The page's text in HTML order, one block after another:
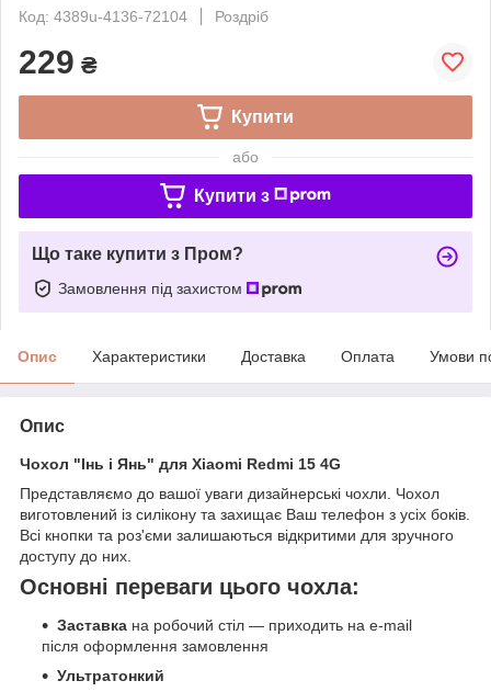
Код: 4389u-4136-72104
Роздріб
229 ₴
Купити
або
Купити з
Що таке купити з Пром?
Замовлення під захистом
Опис Характеристики Доставка Оплата Умови
Опис
Чохол "Інь і Янь" для Xiaomi Redmi 15 4G
Представляємо до вашої уваги дизайнерські чохли. Чохол
виготовлений із силікону та захищає Ваш телефон з усіх боків.
Всі кнопки та роз'єми залишаються відкритими для зручного
доступу до них.
Основні переваги цього чохла:
Заставка на робочий стіл — приходить на e-mail
після оформлення замовлення
Ультратонкий